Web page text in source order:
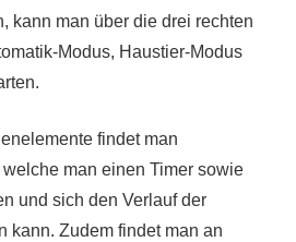
kann man über die drei rechten
Modus, Haustier-Modus
findet man
man einen Timer sowie
und sich den Verlauf der
kann. Zudem findet man an